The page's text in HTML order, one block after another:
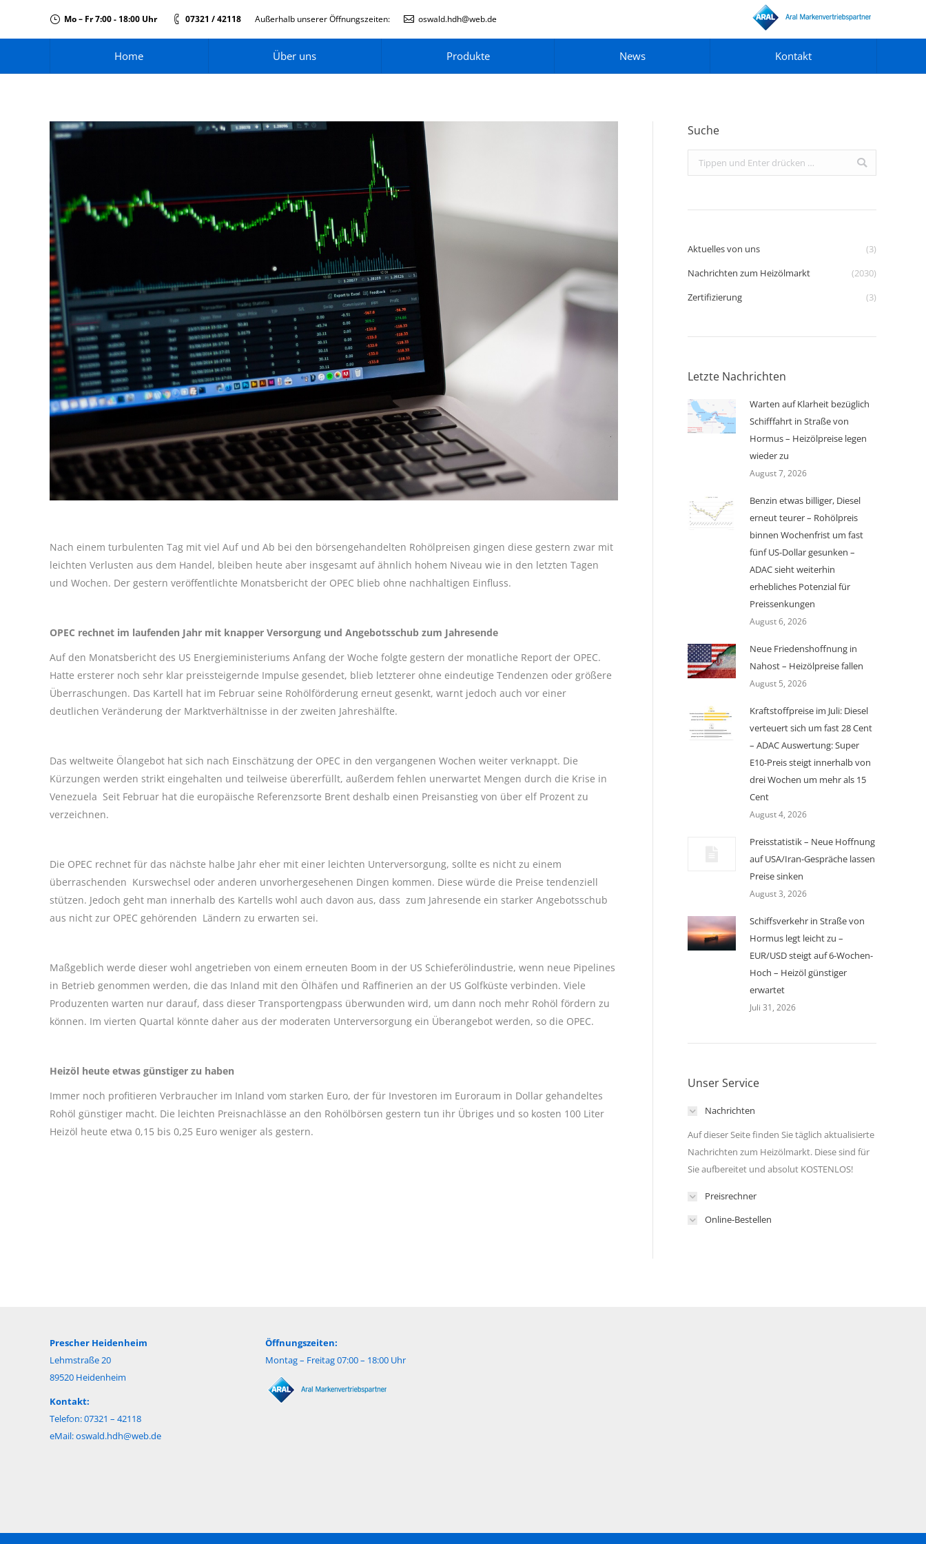
Mo – Fr 7:00 - 18:00 Uhr 07321 / 42118 Außerhalb unserer Öffnungszeiten: oswald.hdh@web.de
Home Über uns Produkte News Kontakt
Nach einem turbulenten Tag mit viel Auf und Ab bei den börsengehandelten Rohölpreisen gingen diese gestern zwar mit
leichten Verlusten aus dem Handel, bleiben heute aber insgesamt auf ähnlich hohem Niveau wie in den letzten Tagen
und Wochen. Der gestern veröffentlichte Monatsbericht der OPEC blieb ohne nachhaltigen Einfluss.
OPEC rechnet im laufenden Jahr mit knapper Versorgung und Angebotsschub zum Jahresende
Auf den Monatsbericht des US Energieministeriums Anfang der Woche folgte gestern der monatliche Report der OPEC.
Hatte ersterer noch sehr klar preissteigernde Impulse gesendet, blieb letzterer ohne eindeutige Tendenzen oder größere
Überraschungen. Das Kartell hat im Februar seine Rohölförderung erneut gesenkt, warnt jedoch auch vor einer
deutlichen Veränderung der Marktverhältnisse in der zweiten Jahreshälfte.
Das weltweite Ölangebot hat sich nach Einschätzung der OPEC in den vergangenen Wochen weiter verknappt. Die
Kürzungen werden strikt eingehalten und teilweise übererfüllt, außerdem fehlen unerwartet Mengen durch die Krise in
Venezuela Seit Februar hat die europäische Referenzsorte Brent deshalb einen Preisanstieg von über elf Prozent zu
verzeichnen.
Die OPEC rechnet für das nächste halbe Jahr eher mit einer leichten Unterversorgung, sollte es nicht zu einem
überraschenden Kurswechsel oder anderen unvorhergesehenen Dingen kommen. Diese würde die Preise tendenziell
stützen. Jedoch geht man innerhalb des Kartells wohl auch davon aus, dass zum Jahresende ein starker Angebotsschub
aus nicht zur OPEC gehörenden Ländern zu erwarten sei.
Maßgeblich werde dieser wohl angetrieben von einem erneuten Boom in der US Schieferölindustrie, wenn neue Pipelines
in Betrieb genommen werden, die das Inland mit den Ölhäfen und Raffinerien an der US Golfküste verbinden. Viele
Produzenten warten nur darauf, dass dieser Transportengpass überwunden wird, um dann noch mehr Rohöl fördern zu
können. Im vierten Quartal könnte daher aus der moderaten Unterversorgung ein Überangebot werden, so die OPEC.
Heizöl heute etwas günstiger zu haben
Immer noch profitieren Verbraucher im Inland vom starken Euro, der für Investoren im Euroraum in Dollar gehandeltes
Rohöl günstiger macht. Die leichten Preisnachlässe an den Rohölbörsen gestern tun ihr Übriges und so kosten 100 Liter
Heizöl heute etwa 0,15 bis 0,25 Euro weniger als gestern.
Suche
Search:
Aktuelles von uns
(3)
Nachrichten zum Heizölmarkt
(2030)
Zertifizierung
(3)
Letzte Nachrichten
Warten auf Klarheit bezüglich
Schifffahrt in Straße von
Hormus – Heizölpreise legen
wieder zu
August 7, 2026
Benzin etwas billiger, Diesel
erneut teurer – Rohölpreis
binnen Wochenfrist um fast
fünf US-Dollar gesunken –
ADAC sieht weiterhin
erhebliches Potenzial für
Preissenkungen
August 6, 2026
Neue Friedenshoffnung in
Nahost – Heizölpreise fallen
August 5, 2026
Kraftstoffpreise im Juli: Diesel
verteuert sich um fast 28 Cent
– ADAC Auswertung: Super
E10-Preis steigt innerhalb von
drei Wochen um mehr als 15
Cent
August 4, 2026
Preisstatistik – Neue Hoffnung
auf USA/Iran-Gespräche lassen
Preise sinken
August 3, 2026
Schiffsverkehr in Straße von
Hormus legt leicht zu –
EUR/USD steigt auf 6-Wochen-
Hoch – Heizöl günstiger
erwartet
Juli 31, 2026
Unser Service
Nachrichten
Auf dieser Seite finden Sie täglich aktualisierte
Nachrichten zum Heizölmarkt. Diese sind für
Sie aufbereitet und absolut KOSTENLOS!
Preisrechner
Online-Bestellen
Prescher Heidenheim
Lehmstraße 20
89520 Heidenheim
Kontakt:
Telefon: 07321 – 42118
eMail:oswald.hdh@web.de
Öffnungszeiten:
Montag – Freitag 07:00 – 18:00 Uhr